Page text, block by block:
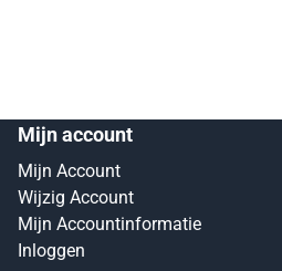
Mijn account
Mijn Account
Wijzig Account
Mijn Accountinformatie
Inloggen